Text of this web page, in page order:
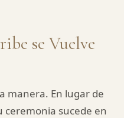
se Vuelve
manera. En lugar de
ceremonia sucede en